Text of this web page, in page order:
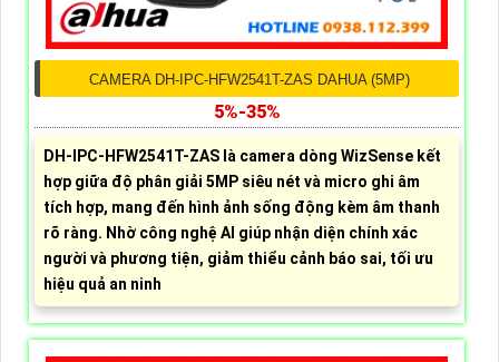
CAMERA DH-IPC-HFW2541T-ZAS DAHUA (5MP)
5%-35%
DH-IPC-HFW2541T-ZAS là camera dòng WizSense kết
hợp giữa độ phân giải 5MP siêu nét và micro ghi âm
tích hợp, mang đến hình ảnh sống động kèm âm thanh
rõ ràng. Nhờ công nghệ AI giúp nhận diện chính xác
người và phương tiện, giảm thiểu cảnh báo sai, tối ưu
hiệu quả an ninh